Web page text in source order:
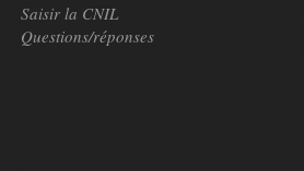
Saisir la CNIL
Questions/réponses